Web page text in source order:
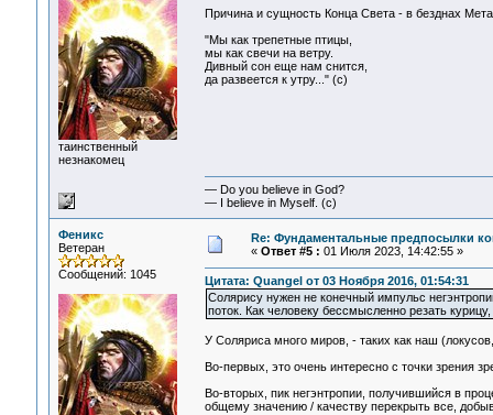
таинственный
незнакомец
Причина и сущность Конца Света - в безднах
"Мы как трепетные птицы,
мы как свечи на ветру.
Дивный сон еще нам снится,
да развеется к утру..." (c)
— Do you believe in God?
— I believe in Myself. (c)
Феникс
Ветеран
Сообщений: 1045
Re: Фундаментальные предпосылки
« Ответ #5 : 01 Июля 2023, 14:42:55 »
Цитата: Quangel от 03 Ноября 2016, 01:54:31
Солярису нужен не конечный импульс
поток. Как человеку бессмысленно резать
У Соляриса много миров, - таких как наш
Во-первых, это очень интересно с точки зрения
Во-вторых, пик негэнтропии, получившийся в
общему значению / качеству перекрыть все,